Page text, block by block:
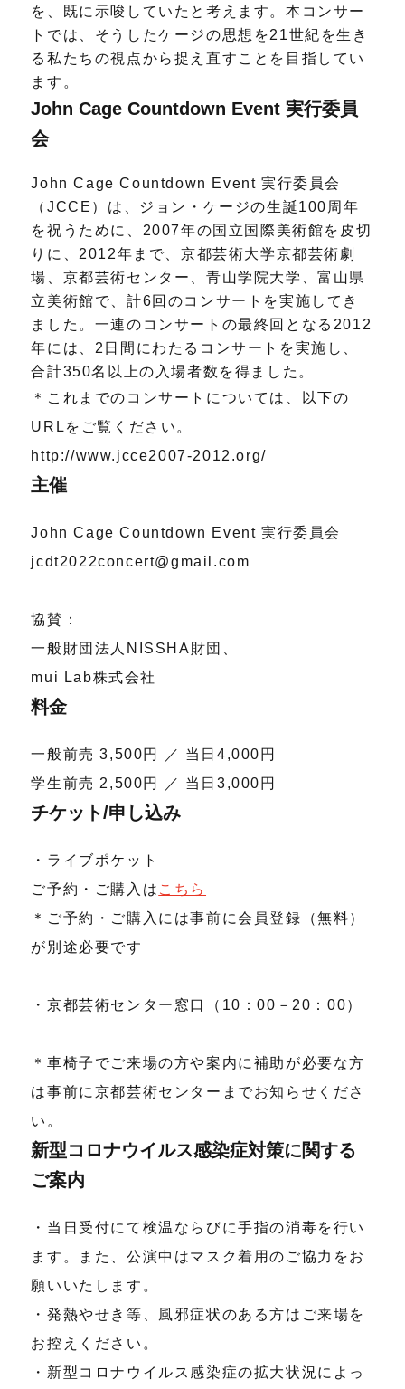
を、既に示唆していたと考えます。本コンサー
トでは、そうしたケージの思想を21世紀を生き
る私たちの視点から捉え直すことを目指してい
ます。
John Cage Countdown Event 実行委員
会
John Cage Countdown Event 実行委員会
（JCCE）は、ジョン・ケージの生誕100周年
を祝うために、2007年の国立国際美術館を皮切
りに、2012年まで、京都芸術大学京都芸術劇
場、京都芸術センター、青山学院大学、富山県
立美術館で、計6回のコンサートを実施してき
ました。一連のコンサートの最終回となる2012
年には、2日間にわたるコンサートを実施し、
合計350名以上の入場者数を得ました。
＊これまでのコンサートについては、以下の
URLをご覧ください。
http://www.jcce2007-2012.org/
主催
John Cage Countdown Event 実行委員会
jcdt2022concert@gmail.com
協賛：
一般財団法人NISSHA財団、
mui Lab株式会社
料金
一般前売 3,500円 ／ 当日4,000円
学生前売 2,500円 ／ 当日3,000円
チケット/申し込み
・ライブポケット
ご予約・ご購入は こちら
＊ご予約・ご購入には事前に会員登録（無料）
が別途必要です
・京都芸術センター窓口（10：00－20：00）
＊車椅子でご来場の方や案内に補助が必要な方
は事前に京都芸術センターまでお知らせくださ
い。
新型コロナウイルス感染症対策に関する
ご案内
・当日受付にて検温ならびに手指の消毒を行い
ます。また、公演中はマスク着用のご協力をお
願いいたします。
・発熱やせき等、風邪症状のある方はご来場を
お控えください。
・新型コロナウイルス感染症の拡大状況によっ